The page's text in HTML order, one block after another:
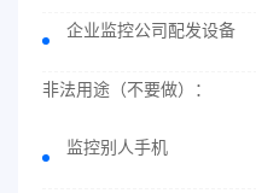
企业监控公司配发设备
非法用途（不要做）：
监控别人手机